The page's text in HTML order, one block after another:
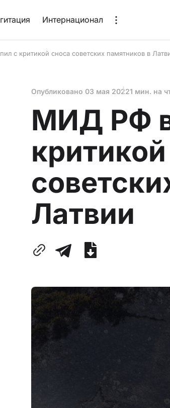
Интернационал
с критикой сноса советских памятников в
Опубликовано 03 мая 20221 мин. на
МИД РФ
Латвии